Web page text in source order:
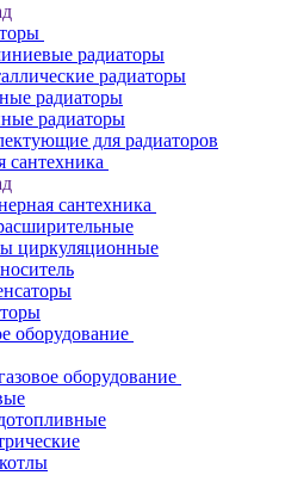
радиаторы
радиаторы
радиаторы
радиаторы
для радиаторов
сантехника
сантехника
циркуляционные
оборудование
оборудование